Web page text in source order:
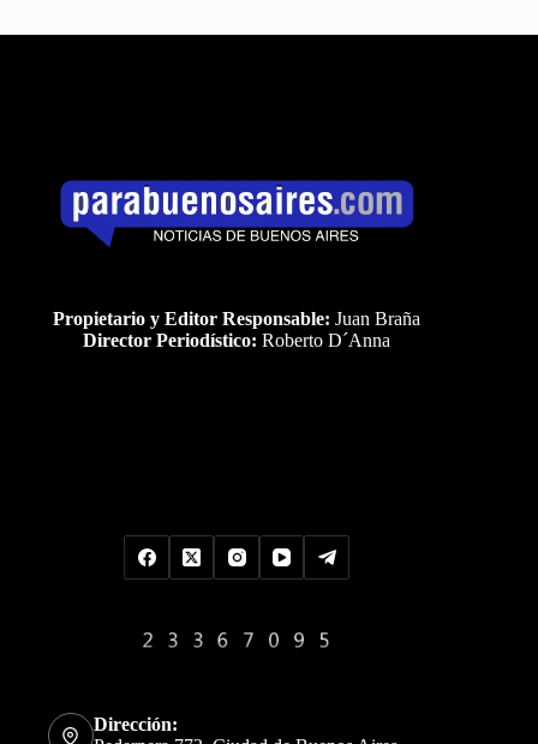
Propietario y Editor Responsable: Juan Braña
Director Periodístico: Roberto D´Anna
Dirección: